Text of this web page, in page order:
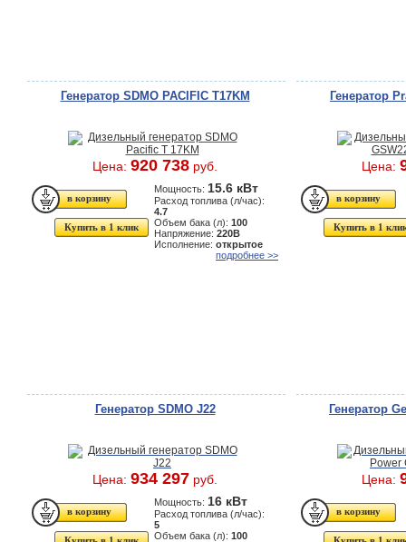
Генератор SDMO PACIFIC T17KM
Цена: 920 738 руб.
Купить в 1 клик
Мощность: 15.6 кВт
Расход топлива (л/час):
4.7
Объем бака (л): 100
Напряжение: 220В
Исполнение: открытое
подробнее >>
Генератор
Цена:
Купить в 1
Генератор SDMO J22
Цена: 934 297 руб.
Мощность: 16 кВт
Расход топлива (л/час):
5
Объем бака (л): 100
Генератор
Цена: